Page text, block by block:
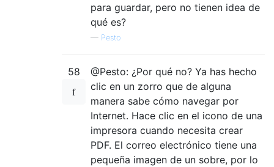
para guardar, pero no tienen idea de
qué es?
— Pesto
58
@Pesto: ¿Por qué no? Ya has hecho
clic en un zorro que de alguna
manera sabe cómo navegar por
Internet. Hace clic en el icono de una
impresora cuando necesita crear
PDF. El correo electrónico tiene una
pequeña imagen de un sobre, por lo